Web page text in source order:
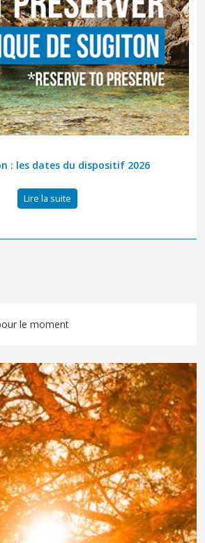
: les dates du dispositif 2026
Lire la suite
le moment